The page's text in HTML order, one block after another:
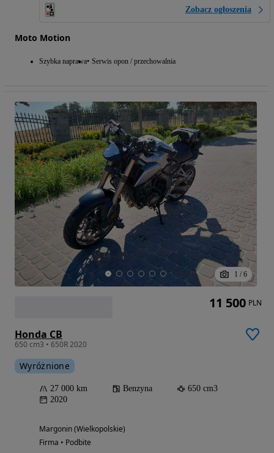
Zobacz ogłoszenia
Moto Motion
Szybka naprawa Serwis opon / przechowalnia
1 / 6
Honda CB
650 cm3 • 650R 2020
Wyróżnione
27 000 km Benzyna
650 cm3
2020
Margonin (Wielkopolskie)
Firma • Podbite
11 500 PLN